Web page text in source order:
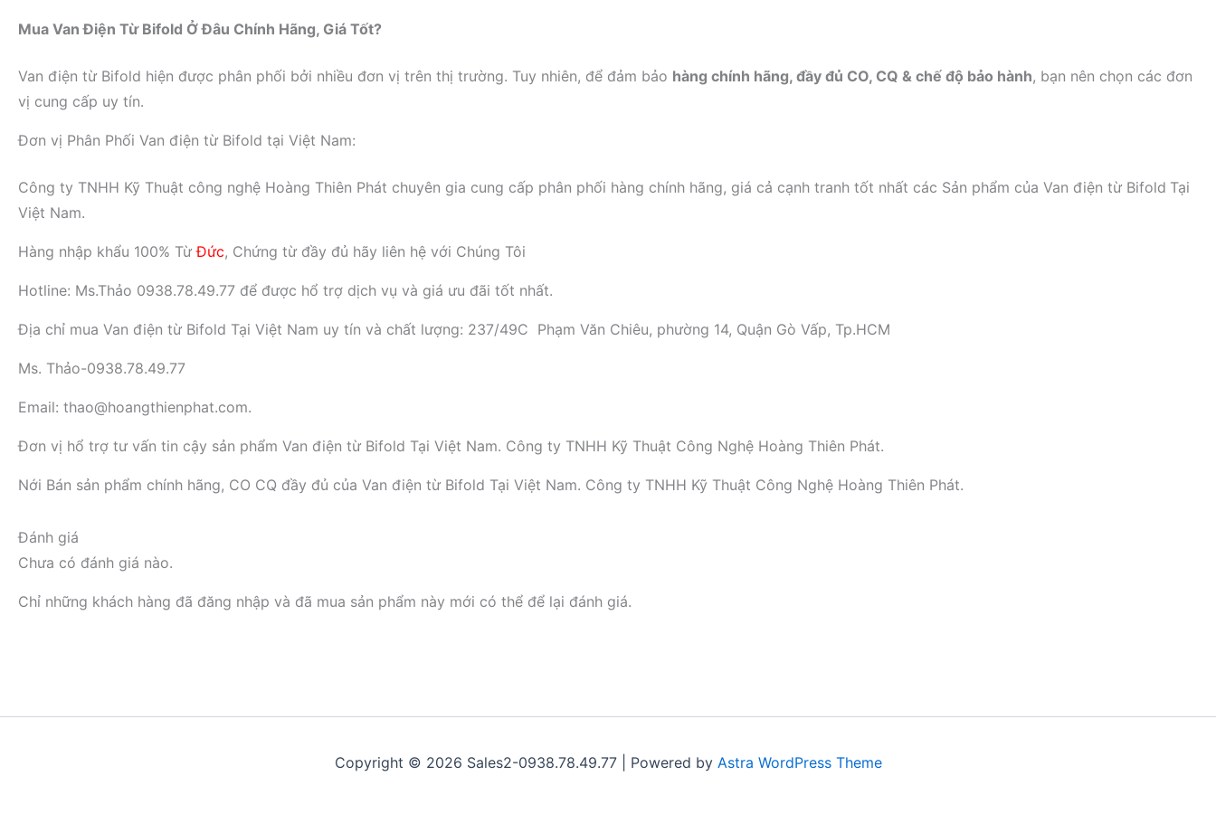
Mua Van Điện Từ Bifold Ở Đâu Chính Hãng, Giá Tốt?
Van điện từ Bifold hiện được phân phối bởi nhiều đơn vị trên thị trường. Tuy nhiên, để đảm bảo hàng chính hãng, đầy đủ CO, CQ & chế độ bảo hành, bạn nên chọn các đơn
vị cung cấp uy tín.
Đơn vị Phân Phối Van điện từ Bifold tại Việt Nam:
Công ty TNHH Kỹ Thuật công nghệ Hoàng Thiên Phát chuyên gia cung cấp phân phối hàng chính hãng, giá cả cạnh tranh tốt nhất các Sản phẩm của Van điện từ Bifold Tại
Việt Nam.
Hàng nhập khẩu 100% TừĐức, Chứng từ đầy đủ hãy liên hệ với Chúng Tôi
Hotline: Ms.Thảo 0938.78.49.77 để được hổ trợ dịch vụ và giá ưu đãi tốt nhất.
Địa chỉ mua Van điện từ Bifold Tại Việt Nam uy tín và chất lượng: 237/49C Phạm Văn Chiêu, phường 14, Quận Gò Vấp, Tp.HCM
Ms. Thảo-0938.78.49.77
Email: thao@hoangthienphat.com.
Đơn vị hổ trợ tư vấn tin cậy sản phẩm Van điện từ Bifold Tại Việt Nam. Công ty TNHH Kỹ Thuật Công Nghệ Hoàng Thiên Phát.
Nới Bán sản phẩm chính hãng, CO CQ đầy đủ của Van điện từ Bifold Tại Việt Nam. Công ty TNHH Kỹ Thuật Công Nghệ Hoàng Thiên Phát.
Đánh giá
Chưa có đánh giá nào.
Chỉ những khách hàng đã đăng nhập và đã mua sản phẩm này mới có thể để lại đánh giá.
Copyright © 2026 Sales2-0938.78.49.77 | Powered by Astra WordPress Theme